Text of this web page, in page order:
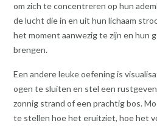
om zich te concentreren op hun
de lucht die in en uit hun lichaam
het moment aanwezig te zijn en hun
brengen.
Een andere leuke oefening is
ogen te sluiten en stel een
zonnig strand of een prachtig bos.
te stellen hoe het eruitziet, hoe het